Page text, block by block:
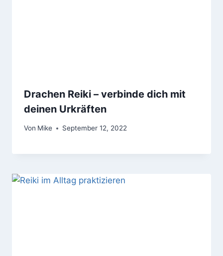
Drachen Reiki – verbinde dich mit
deinen Urkräften
Von Mike September 12, 2022